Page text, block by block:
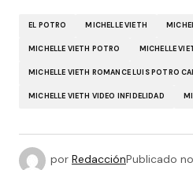
EL POTRO MICHELLE VIETH
MICHELLE VIETH POTRO MICHELLE
MICHELLE VIETH ROMANCE LUIS POTRO
MICHELLE VIETH VIDEO INFIDELIDAD
por RedacciónPublicado